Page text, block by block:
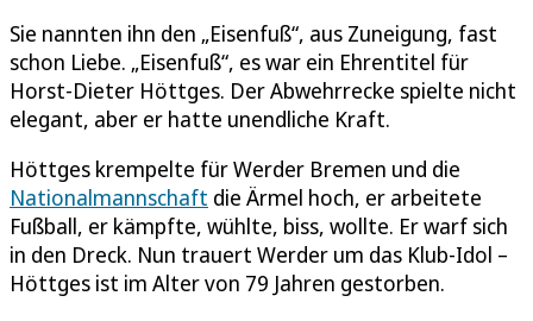
Sie nannten ihn den „Eisenfuß“, aus Zuneigung, fast
schon Liebe. „Eisenfuß“, es war ein Ehrentitel für
Horst-Dieter Höttges. Der Abwehrrecke spielte nicht
elegant, aber er hatte unendliche Kraft.
Höttges krempelte für Werder Bremen und die
Nationalmannschaft die Ärmel hoch, er arbeitete
Fußball, er kämpfte, wühlte, biss, wollte. Er warf sich
in den Dreck. Nun trauert Werder um das Klub-Idol –
Höttges ist im Alter von 79 Jahren gestorben.